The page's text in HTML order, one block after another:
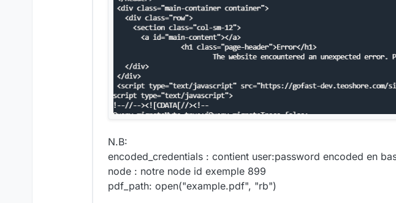
N.B:
encoded_credentials : contient user:password encoded en
node : notre node id exemple 899
pdf_path: open("example.pdf", "rb")